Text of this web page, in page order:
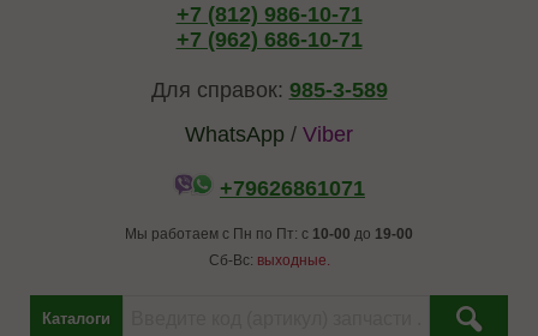
+7 (812) 986-10-71
+7 (962) 686-10-71
Для справок: 985-3-589
WhatsApp / Viber
+79626861071
Мы работаем с Пн по Пт: с 10-00 до 19-00
Сб-Вс: выходные.
Каталоги